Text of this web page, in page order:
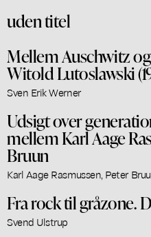
uden titel
Mellem Auschwitz
Witold Lutoslawski
Sven Erik Werner
Udsigt over
mellem Karl Aage
Bruun
Karl Aage Rasmussen, Peter
Fra rock til gråzone.
Svend Ulstrup